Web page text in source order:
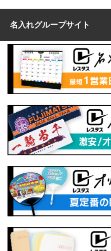
名入れグループサイト